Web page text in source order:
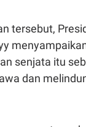
tersebut,
senjata itu
dan